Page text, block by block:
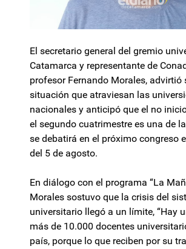
El secretario general del gremio
Catamarca y representante de
profesor Fernando Morales, advirtió
situación que atraviesan las
nacionales y anticipó que el no
el segundo cuatrimestre es una de
se debatirá en el próximo congreso
del 5 de agosto.
En diálogo con el programa “La
Morales sostuvo que la crisis del
universitario llegó a un límite, “Hay
más de 10.000 docentes
país, porque lo que reciben por su